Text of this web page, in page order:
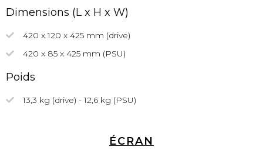
Dimensions (L x H x W)
420 x 120 x 425 mm (drive)
420 x 85 x 425 mm (PSU)
Poids
13,3 kg (drive) - 12,6 kg (PSU)
ÉCRAN